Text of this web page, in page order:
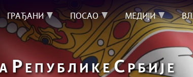
ГРАЂАНИ ПОСАО МЕДИЈИ
Р ЕПУБЛИКЕС РБИЈЕ